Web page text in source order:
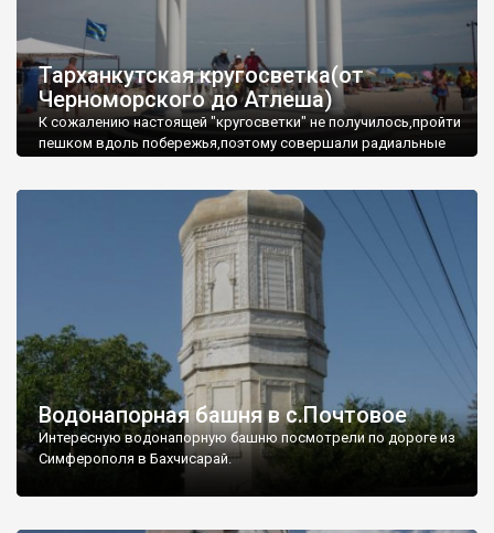
Тарханкутская кругосветка(от
Черноморского до Атлеша)
К сожалению настоящей "кругосветки" не получилось,пройти
пешком вдоль побережья,поэтому совершали радиальные
Водонапорная башня в с.Почтовое
Интересную водонапорную башню посмотрели по дороге из
Симферополя в Бахчисарай.